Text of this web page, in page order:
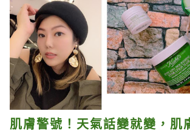
肌膚警號！天氣話變就變，肌